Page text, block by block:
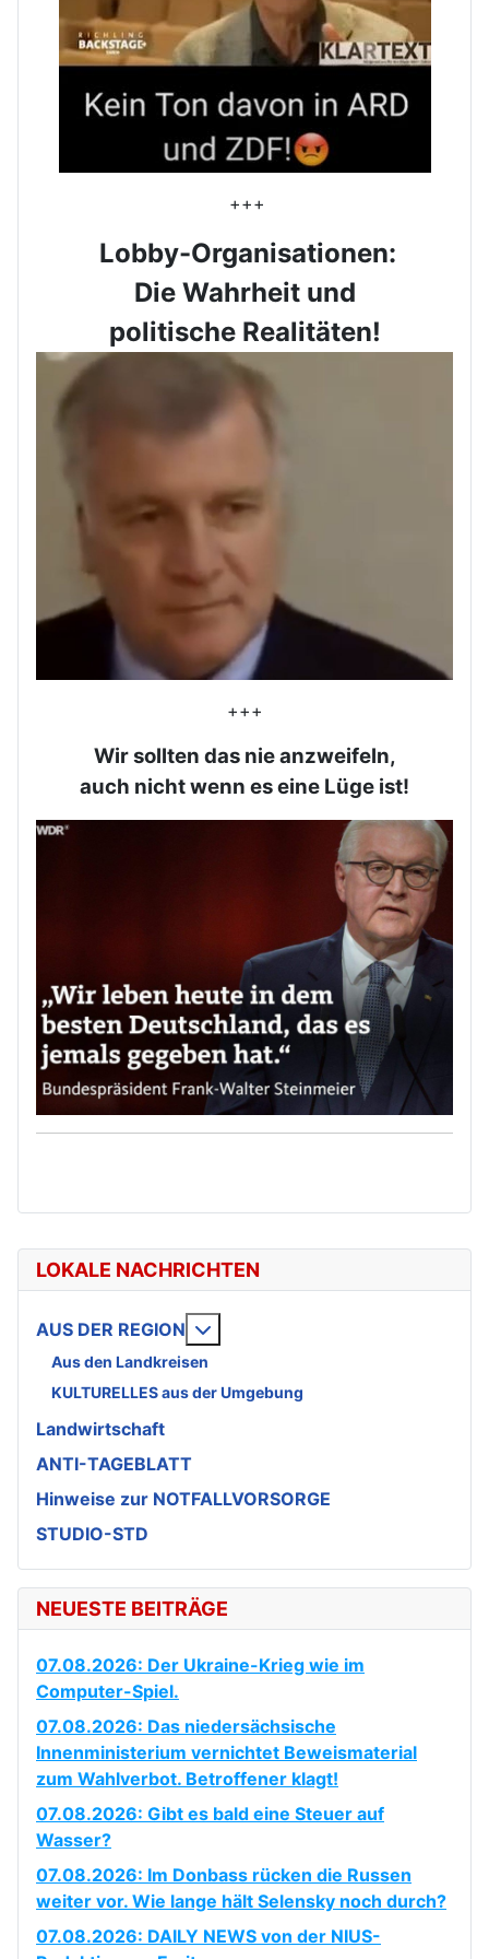
LOKALE NACHRICHTEN
AUS DER REGION
Aus den Landkreisen
KULTURELLES aus der Umgebung
Landwirtschaft
ANTI-TAGEBLATT
Hinweise zur NOTFALLVORSORGE
STUDIO-STD
NEUESTE BEITRÄGE
07.08.2026: Der Ukraine-Krieg wie im
Computer-Spiel.
07.08.2026: Das niedersächsische
Innenministerium vernichtet Beweismaterial
zum Wahlverbot. Betroffener klagt!
07.08.2026: Gibt es bald eine Steuer auf
Wasser?
07.08.2026: Im Donbass rücken die Russen
weiter vor. Wie lange hält Selensky noch durch?
07.08.2026: DAILY NEWS von der NIUS-
+++
Lobby-Organisationen:
Die Wahrheit und
politische Realitäten!
+++
Wir sollten das nie anzweifeln,
auch nicht wenn es eine Lüge ist!